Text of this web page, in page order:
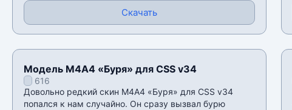
Скачать
Модель М4А4 «Буря» для CSS v34
616
Довольно редкий скин М4А4 «Буря» для CSS v34
попался к нам случайно. Он сразу вызвал бурю